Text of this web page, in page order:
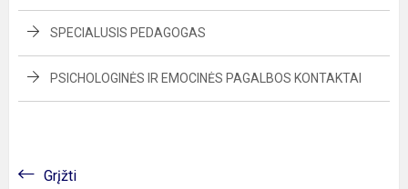
SPECIALUSIS PEDAGOGAS
PSICHOLOGINĖS IR EMOCINĖS PAGALBOS KONTAKTAI
Grįžti